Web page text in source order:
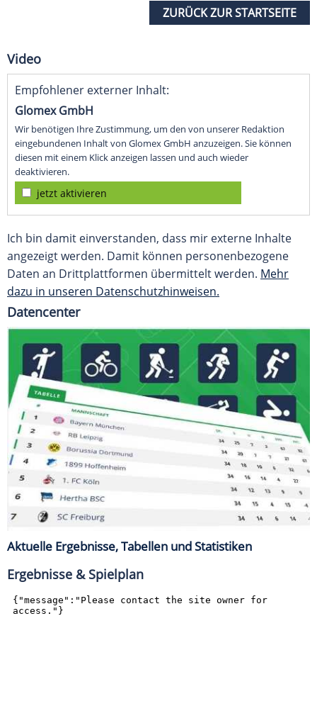
ZURÜCK ZUR STARTSEITE
Video
Empfohlener externer Inhalt:
Glomex GmbH
Wir benötigen Ihre Zustimmung, um den von unserer Redaktion
eingebundenen Inhalt von Glomex GmbH anzuzeigen. Sie können
diesen mit einem Klick anzeigen lassen und auch wieder
deaktivieren.
jetzt aktivieren
Ich bin damit einverstanden, dass mir externe Inhalte
angezeigt werden. Damit können personenbezogene
Daten an Drittplattformen übermittelt werden. Mehr
dazu in unseren Datenschutzhinweisen.
Datencenter
Aktuelle Ergebnisse, Tabellen und Statistiken
Ergebnisse & Spielplan